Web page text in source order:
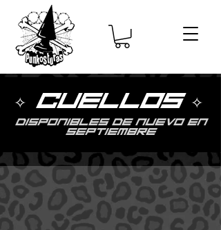
✧ CUELLOS ✧
DISPONIBLES DE NUEVO EN
SEPTIEMBRE